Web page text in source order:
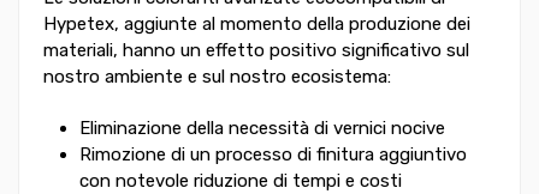
Hypetex, aggiunte al momento della produzione dei
materiali, hanno un effetto positivo significativo sul
nostro ambiente e sul nostro ecosistema:
Eliminazione della necessità di vernici nocive
Rimozione di un processo di finitura aggiuntivo
con notevole riduzione di tempi e costi